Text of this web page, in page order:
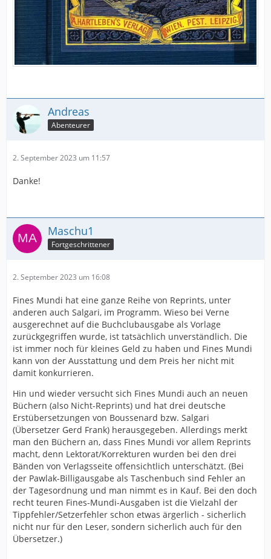
Andreas
Abenteurer
2. September 2023 um 11:57
Danke!
Maschu1
Fortgeschrittener
2. September 2023 um 16:08
Fines Mundi hat eine ganze Reihe von Reprints, unter
anderen auch Salgari, im Programm. Wieso bei Verne
ausgerechnet auf die Buchclubausgabe als Vorlage
zurückgegriffen wurde, ist tatsächlich unverständlich. Die
ist immer noch für kleines Geld zu haben und Fines Mundi
kann von der Ausstattung und dem Preis her nicht mit
damit konkurrieren.
Hin und wieder versucht sich Fines Mundi auch an neuen
Büchern (also Nicht-Reprints) und hat drei deutsche
Erstübersetzungen von Boussenard bzw. Salgari
(Übersetzer Gerd Frank) herausgegeben. Allerdings merkt
man den Büchern an, dass Fines Mundi vor allem Reprints
macht, denn Lektorat/Korrekturen wurden bei den drei
Bänden von Verlagsseite offensichtlich unterschätzt. (Bei
der Pawlak-Billigausgabe als Taschenbuch sind Fehler an
der Tagesordnung und man nimmt es in Kauf. Bei den doch
recht teuren Fines-Mundi-Ausgaben ist die Vielzahl der
Tippfehler/Setzerfehler schon etwas ärgerlich - sicherlich
nicht nur für den Leser, sondern sicherlich auch für den
Übersetzer.)